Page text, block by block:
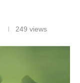
249 views